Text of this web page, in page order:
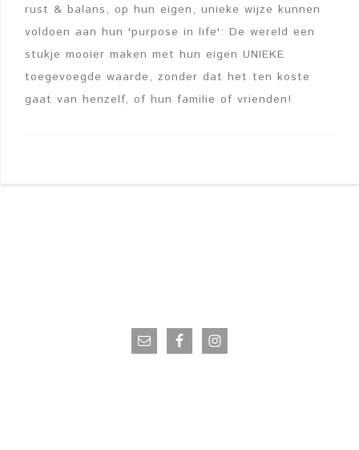
rust & balans, op hun eigen, unieke wijze kunnen
voldoen aan hun 'purpose in life': De wereld een
stukje mooier maken met hun eigen UNIEKE
toegevoegde waarde, zonder dat het ten koste
gaat van henzelf, of hun familie of vrienden!